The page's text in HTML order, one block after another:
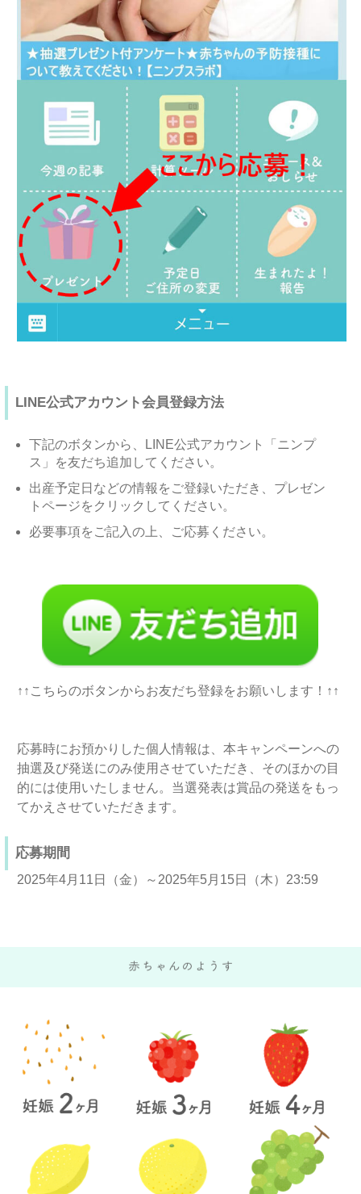
LINE公式アカウント会員登録方法
下記のボタンから、LINE公式アカウント「ニンプ
ス」を友だち追加してください。
出産予定日などの情報をご登録いただき、プレゼン
トページをクリックしてください。
必要事項をご記入の上、ご応募ください。
↑↑こちらのボタンからお友だち登録をお願いします！↑↑
応募時にお預かりした個人情報は、本キャンペーンへの
抽選及び発送にのみ使用させていただき、そのほかの目
的には使用いたしません。当選発表は賞品の発送をもっ
てかえさせていただきます。
応募期間
2025年4月11日（金）～2025年5月15日（木）23:59